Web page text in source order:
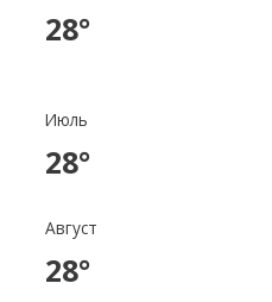
28°
Июль
28°
Август
28°